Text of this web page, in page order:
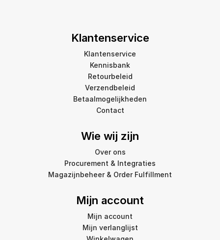
Klantenservice
Klantenservice
Kennisbank
Retourbeleid
Verzendbeleid
Betaalmogelijkheden
Contact
Wie wij zijn
Over ons
Procurement & Integraties
Magazijnbeheer & Order Fulfillment
Mijn account
Mijn account
Mijn verlanglijst